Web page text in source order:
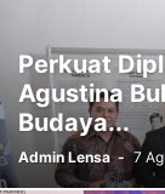
Perkuat
Agustina
Budaya...
Admin Lensa - 7